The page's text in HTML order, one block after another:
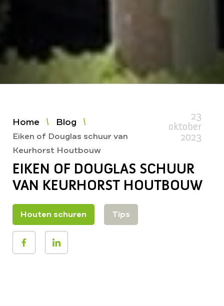
Home Blog
Eiken of Douglas schuur van
Keurhorst Houtbouw
23
oktober
2023
EIKEN OF DOUGLAS SCHUUR
VAN KEURHORST HOUTBOUW
Houten schuren Tips